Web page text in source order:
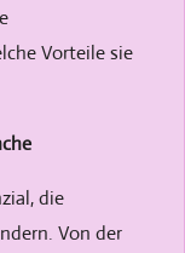
Vorteile sie
die
Von der